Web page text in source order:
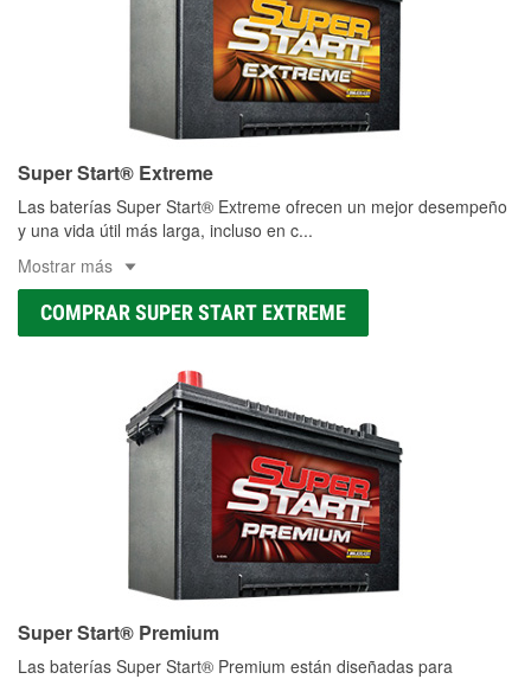
Super Start® Extreme
Las baterías Super Start® Extreme ofrecen un mejor desempeño
y una vida útil más larga, incluso en c...
Mostrar más
COMPRAR SUPER START EXTREME
Super Start® Premium
Las baterías Super Start® Premium están diseñadas para